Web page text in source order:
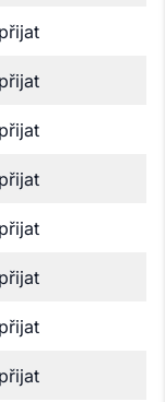
přijat
přijat
přijat
přijat
přijat
přijat
přijat
přijat